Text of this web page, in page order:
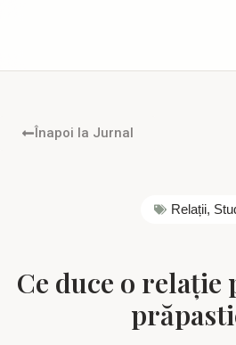
Înapoi la Jurnal
Relații,
Ce duce o relație